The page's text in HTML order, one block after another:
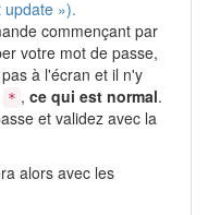
commençant par
votre mot de passe,
à l'écran et il n'y
* , ce qui est normal.
et validez avec la
alors avec les